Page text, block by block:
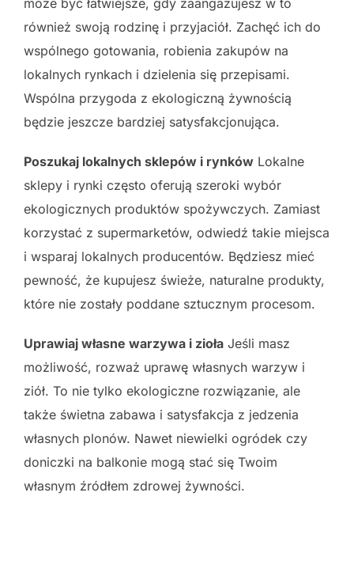
może być łatwiejsze, gdy zaangażujesz w to
również swoją rodzinę i przyjaciół. Zachęć ich do
wspólnego gotowania, robienia zakupów na
lokalnych rynkach i dzielenia się przepisami.
Wspólna przygoda z ekologiczną żywnością
będzie jeszcze bardziej satysfakcjonująca.
Poszukaj lokalnych sklepów i rynków Lokalne
sklepy i rynki często oferują szeroki wybór
ekologicznych produktów spożywczych. Zamiast
korzystać z supermarketów, odwiedź takie miejsca
i wsparaj lokalnych producentów. Będziesz mieć
pewność, że kupujesz świeże, naturalne produkty,
które nie zostały poddane sztucznym procesom.
Uprawiaj własne warzywa i zioła Jeśli masz
możliwość, rozważ uprawę własnych warzyw i
ziół. To nie tylko ekologiczne rozwiązanie, ale
także świetna zabawa i satysfakcja z jedzenia
własnych plonów. Nawet niewielki ogródek czy
doniczki na balkonie mogą stać się Twoim
własnym źródłem zdrowej żywności.